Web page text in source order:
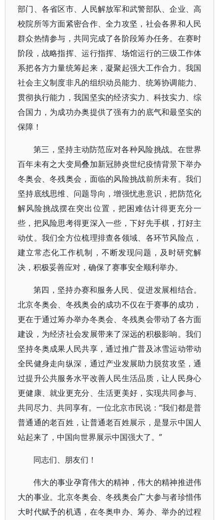
部门、各省区市、人民解放军和武警部队、企业、高
校院所等方面紧密合作、全力攻坚，社会各界和人民
群众热情参与，共同完成了各阶段筹办任务。在赛时
阶段，战略指挥、运行指挥、场馆运行的三级工作体
系把各方力量统筹起来，凝聚起强大工作合力。我国
社会主义制度非凡的组织动员能力、统筹协调能力、
贯彻执行能力，我国坚实的经济实力、科技实力、综
合国力，为成功办奥提供了强有力的底气和最坚实的
保障！
第三，坚持主动防范应对各种风险挑战。在世界
百年未有之大变局叠加新冠肺炎世纪疫情背景下举办
冬奥会、冬残奥会，面临的风险挑战前所未有。我们
坚持底线思维、问题导向，增强忧患意识，把防范化
解风险挑战摆在突出位置，把困难估计得更充分一
些，把风险思考得更深入一些，下好先手棋，打好主
动仗。我们全方位梳理排查各领域、各环节风险点，
建立常态化工作机制，不断发现问题，及时研究解
决，积极妥善应对，确保了赛事安全顺利举办。
第四，坚持办赛和服务人民、促进发展相结合。
北京冬奥会、冬残奥会的成功不仅在于赛事的成功，
更在于通过筹办举办冬奥会、冬残奥会带动了各方面
建设，为经济社会发展带来了深远的积极影响。我们
坚持冬奥成果人民共享，通过推广普及冰雪运动带动
全民健身走向纵深，通过产业发展助力脱贫攻坚，通
过提升公共服务水平改善人民生活品质，让人民身心
更健康、就业更充分、生活更美好，实现共同参与、
共同尽力、共同享有。一位北京市民说：“我们都是普
普通通的老百姓，让普通老百姓展示，是显示中国人
站起来了，中国向世界展示中国强大了。”
同志们、朋友们！
伟大的事业孕育伟大的精神，伟大的精神推进伟
大的事业。北京冬奥会、冬残奥会广大参与者珍惜伟
大时代赋予的机遇，在冬奥申办、筹办、举办的过程